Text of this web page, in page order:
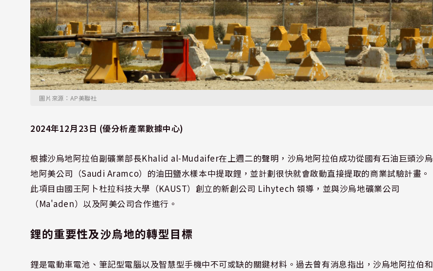
圖片來源：AP美聯社
2024年12月23日 (優分析產業數據中心)
根據沙烏地阿拉伯副礦業部長Khalid al-Mudaifer在上週二的聲明，沙烏地阿拉伯成功從國有石油巨頭沙烏
地阿美公司（Saudi Aramco）的油田鹽水樣本中提取鋰，並計劃很快就會啟動直接提取的商業試驗計畫。
此項目由國王阿卜杜拉科技大學（KAUST）創立的新創公司 Lihytech 領導，並與沙烏地礦業公司
（Ma'aden）以及阿美公司合作進行。
鋰的重要性及沙烏地的轉型目標
鋰是電動車電池、筆記型電腦以及智慧型手機中不可或缺的關鍵材料。過去曾有消息指出，沙烏地阿拉伯和